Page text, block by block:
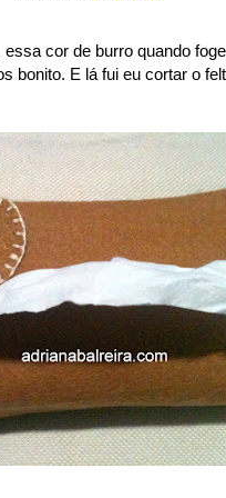
cor de burro quando
bonito. E lá fui eu cortar o